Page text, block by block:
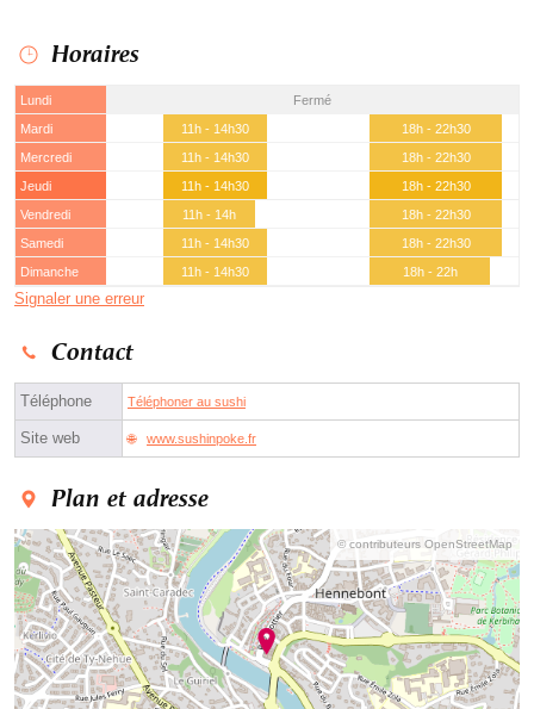
Horaires
Lundi
Fermé
Mardi
11h - 14h30
18h - 22h30
Mercredi
11h - 14h30
18h - 22h30
Jeudi
11h - 14h30
18h - 22h30
Vendredi
11h - 14h
18h - 22h30
Samedi
11h - 14h30
18h - 22h30
Dimanche
11h - 14h30 18h - 22h
Signaler une erreur
Contact
Téléphone Téléphoner au sushi
Site web www.sushinpoke.fr
Plan et adresse
© contributeurs OpenStreetMap